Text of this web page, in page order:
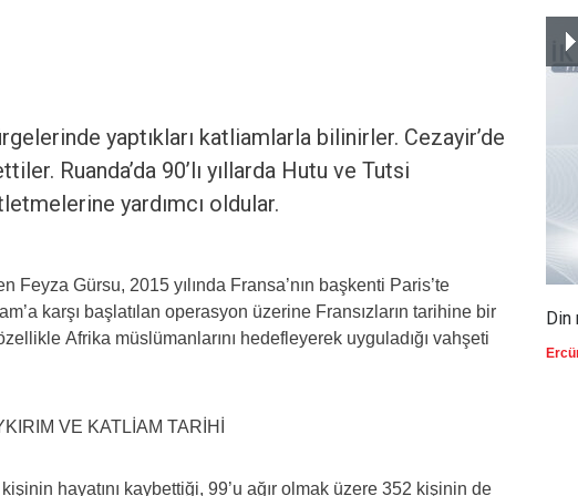
yaptıkları katliamlarla bilinirler. Cezayir’de
Ruanda’da 90’lı yıllarda Hutu ve Tutsi
yardımcı oldular.
Feyza Gürsu, 2015 yılında Fransa’nın başkenti Paris’te
karşı başlatılan operasyon üzerine Fransızların tarihine bir
Afrika müslümanlarını hedefleyerek uyguladığı vahşeti
hayatını kaybettiği, 99’u ağır olmak üzere 352 kişinin de
Din